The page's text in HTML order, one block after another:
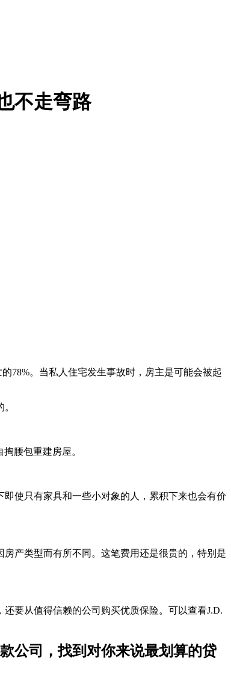
不走弯路
78%。当私人住宅发生事故时，房主是可能会被起
腰包重建房屋。
使只有家具和一些小对象的人，累积下来也会有价
产类型而有所不同。这笔费用还是很贵的，特别是
要从值得信赖的公司购买优质保险。可以查看J.D.
公司，找到对你来说最划算的贷